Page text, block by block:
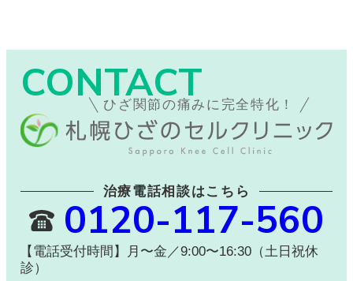
CONTACT
ひざ関節の痛みに完全特化！
治療電話相談はこちら
0120-117-560
【電話受付時間】月〜金／9:00〜16:30（土日祝休
診）